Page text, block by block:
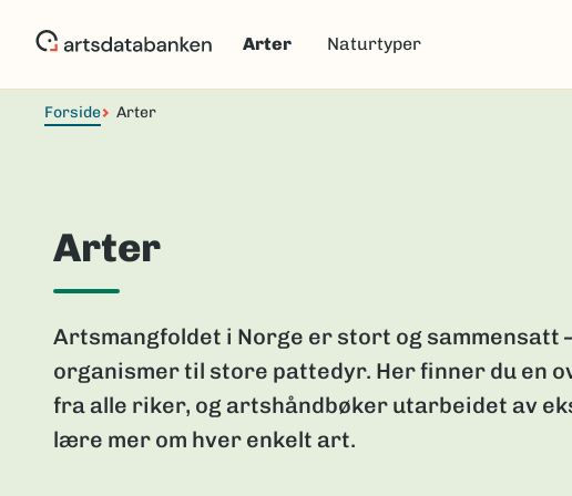
Arter Naturtyper
Forside Arter
Arter
Artsmangfoldet i Norge er stort og sammensatt
organismer til store pattedyr. Her finner du en
fra alle riker, og artshåndbøker utarbeidet av
lære mer om hver enkelt art.